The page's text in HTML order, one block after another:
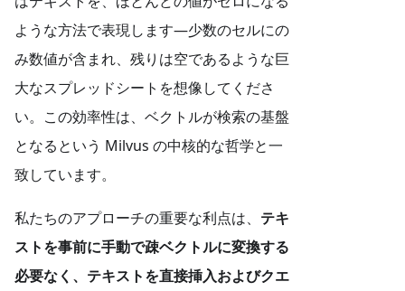
ような方法で表現します—少数のセルにの
み数値が含まれ、残りは空であるような巨
大なスプレッドシートを想像してくださ
い。この効率性は、ベクトルが検索の基盤
となるという Milvus の中核的な哲学と一
致しています。
私たちのアプローチの重要な利点は、 テキ
ストを事前に手動で疎ベクトルに変換する
必要なく、テキストを直接挿入およびクエ